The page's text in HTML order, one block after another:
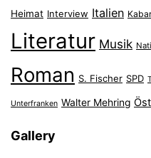
Heimat Interview Italien
Literatur Musik
Roman S. Fischer SPD
Unterfranken Walter Mehring
Gallery